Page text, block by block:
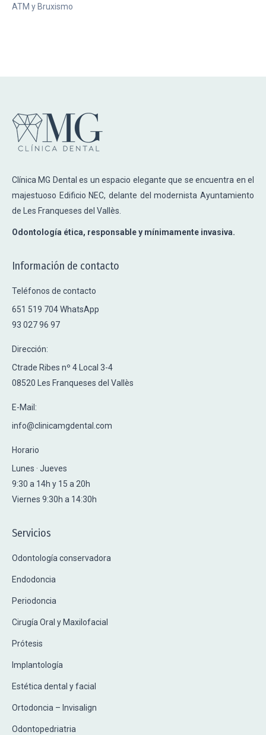
ATM y Bruxismo
Clínica MG Dental es un espacio elegante que se encuentra en el
majestuoso Edificio NEC, delante del modernista Ayuntamiento
de Les Franqueses del Vallès.
Odontología ética, responsable y mínimamente invasiva.
Información de contacto
Teléfonos de contacto
651 519 704 WhatsApp
93 027 96 97
Dirección:
Ctrade Ribes nº 4 Local 3-4
08520 Les Franqueses del Vallès
E-Mail:
info@clinicamgdental.com
Horario
Lunes · Jueves
9:30 a 14h y 15 a 20h
Viernes 9:30h a 14:30h
Servicios
Odontología conservadora
Endodoncia
Periodoncia
Cirugía Oral y Maxilofacial
Prótesis
Implantología
Estética dental y facial
Ortodoncia – Invisalign
Odontopedriatria